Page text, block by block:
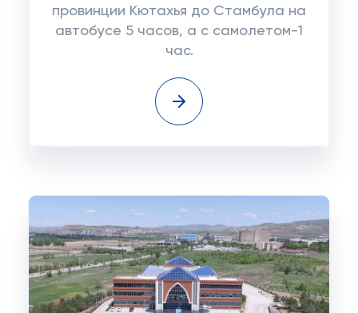
провинции Кютахья до Стамбула на
автобусе 5 часов, а с самолетом-1
час.